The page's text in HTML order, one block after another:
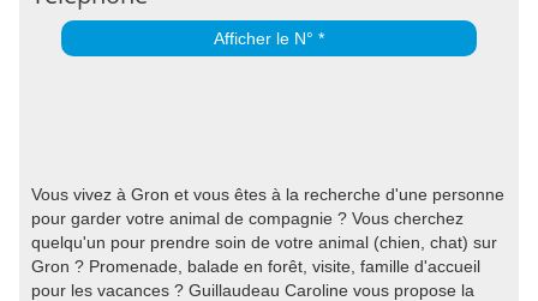
Afficher le N° *
Vous vivez à Gron et vous êtes à la recherche d'une personne
pour garder votre animal de compagnie ? Vous cherchez
quelqu'un pour prendre soin de votre animal (chien, chat) sur
Gron ? Promenade, balade en forêt, visite, famille d'accueil
pour les vacances ? Guillaudeau Caroline vous propose la